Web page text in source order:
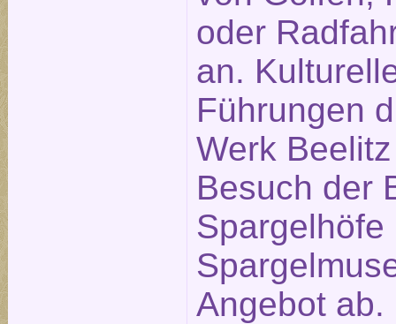
oder
an.
Führungen
Werk
Besuch der
Spargelhöfe
Angebot ab.